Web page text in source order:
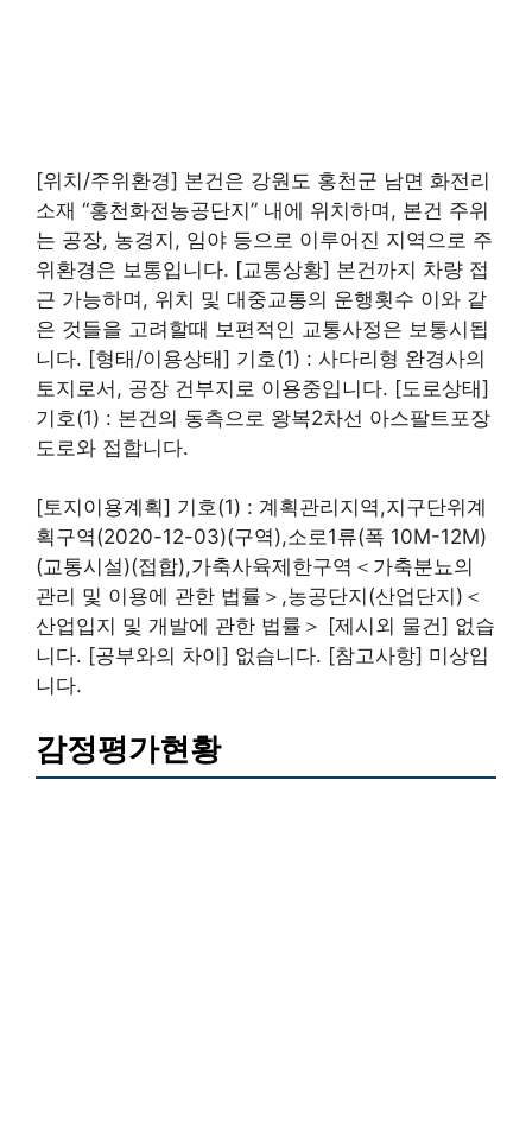
[위치/주위환경] 본건은 강원도 홍천군 남면 화전리
소재 “홍천화전농공단지” 내에 위치하며, 본건 주위
는 공장, 농경지, 임야 등으로 이루어진 지역으로 주
위환경은 보통입니다. [교통상황] 본건까지 차량 접
근 가능하며, 위치 및 대중교통의 운행횟수 이와 같
은 것들을 고려할때 보편적인 교통사정은 보통시됩
니다. [형태/이용상태] 기호(1) : 사다리형 완경사의
토지로서, 공장 건부지로 이용중입니다. [도로상태]
기호(1) : 본건의 동측으로 왕복2차선 아스팔트포장
도로와 접합니다.
[토지이용계획] 기호(1) : 계획관리지역,지구단위계
획구역(2020-12-03)(구역),소로1류(폭 10M-12M)
(교통시설)(접합),가축사육제한구역＜가축분뇨의
관리 및 이용에 관한 법률＞,농공단지(산업단지)＜
산업입지 및 개발에 관한 법률＞ [제시외 물건] 없습
니다. [공부와의 차이] 없습니다. [참고사항] 미상입
니다.
감정평가현황